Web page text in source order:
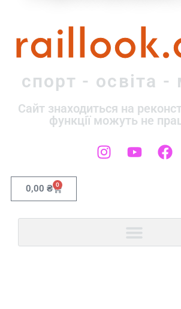
спорт - освіта -
Сайт знаходиться на
функції можуть не
0,00 ₴ 0